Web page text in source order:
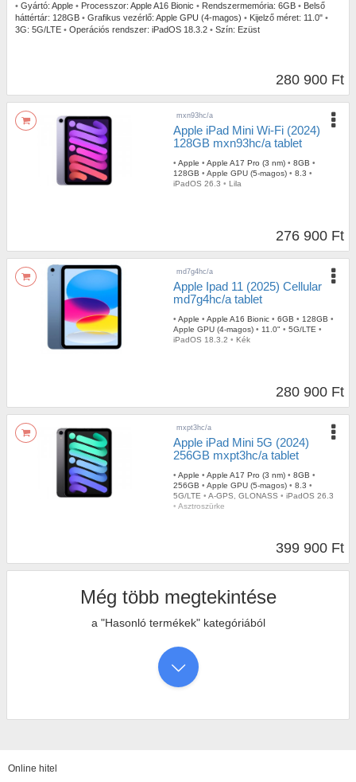
• Gyártó: Apple • Processzor: Apple A16 Bionic • Rendszermemória: 6GB • Belső
háttértár: 128GB • Grafikus vezérlő: Apple GPU (4-magos) • Kijelző méret: 11.0" •
3G: 5G/LTE • Operációs rendszer: iPadOS 18.3.2 • Szín: Ezüst
280 900 Ft
mxn93hc/a
Apple iPad Mini Wi-Fi (2024)
128GB mxn93hc/a tablet
• Apple • Apple A17 Pro (3 nm) • 8GB •
128GB • Apple GPU (5-magos) • 8.3 •
iPadOS 26.3 • Lila
276 900 Ft
md7g4hc/a
Apple Ipad 11 (2025) Cellular
md7g4hc/a tablet
• Apple • Apple A16 Bionic • 6GB • 128GB •
Apple GPU (4-magos) • 11.0" • 5G/LTE •
iPadOS 18.3.2 • Kék
280 900 Ft
mxpt3hc/a
Apple iPad Mini 5G (2024)
256GB mxpt3hc/a tablet
• Apple • Apple A17 Pro (3 nm) • 8GB •
256GB • Apple GPU (5-magos) • 8.3 •
5G/LTE • A-GPS, GLONASS • iPadOS 26.3
• Asztroszürke
399 900 Ft
Még több megtekintése
a "Hasonló termékek" kategóriából
Online hitel